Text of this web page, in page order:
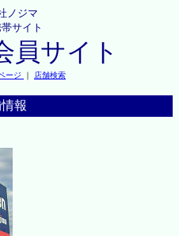
ノジマ
サイト
員サイト
ージ ｜ 店舗検索
報